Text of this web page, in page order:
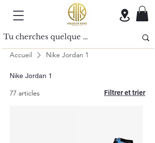
Accueil Nike Jordan 1
Nike Jordan 1
77 articles Filtrer et trier